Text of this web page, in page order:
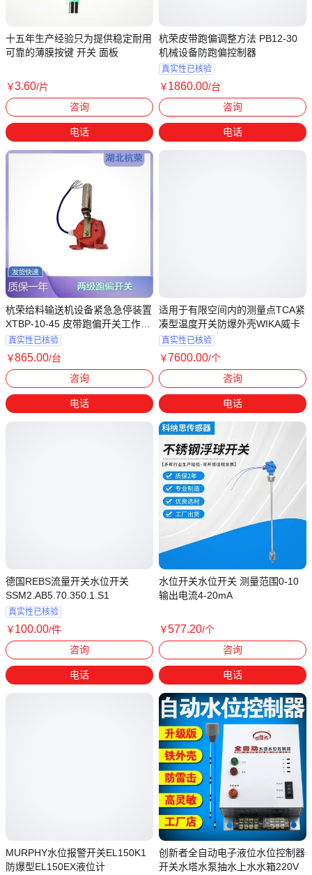
十五年生产经验只为提供稳定耐用
可靠的薄膜按键 开关 面板
￥3.60/片
咨询
电话
杭荣给料输送机设备紧急急停装置
XTBP-10-45 皮带跑偏开关工作过
程
真实性已核验
￥865.00/台
咨询
电话
德国REBS流量开关水位开关
SSM2.AB5.70.350.1.S1
真实性已核验
￥100.00/件
咨询
电话
MURPHY水位报警开关EL150K1
防爆型EL150EX液位计
杭荣皮带跑偏调整方法 PB12-30
机械设备防跑偏控制器
真实性已核验
￥1860.00/台
咨询
电话
适用于有限空间内的测量点TCA紧
凑型温度开关防爆外壳WIKA威卡
真实性已核验
￥7600.00/个
咨询
电话
水位开关水位开关 测量范围0-10
输出电流4-20mA
￥577.20/个
咨询
电话
创新者全自动电子液位水位控制器
开关水塔水泵抽水上水水箱220V